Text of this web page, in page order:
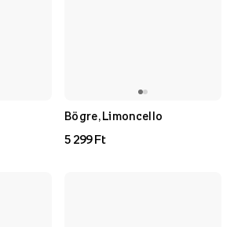
Bögre, Limoncello
5 299 Ft